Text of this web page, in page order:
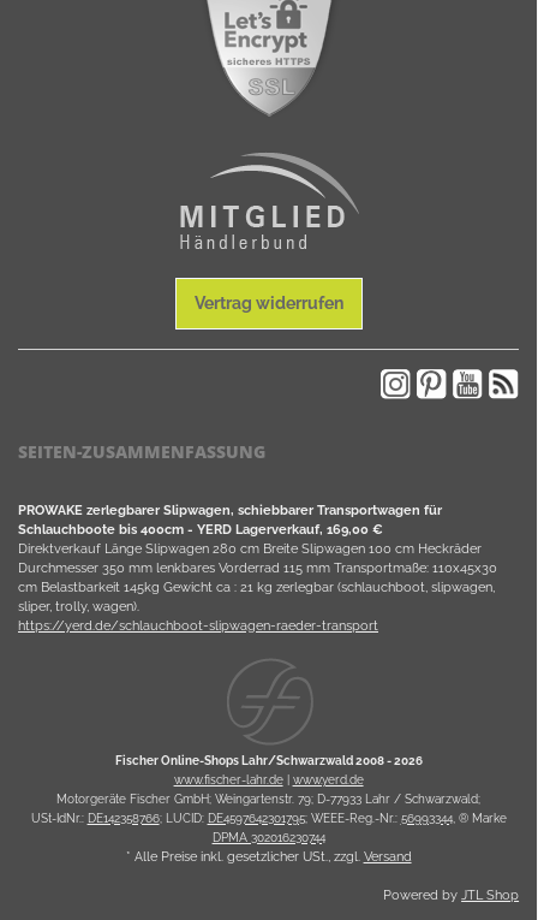
Vertrag widerrufen
SEITEN-ZUSAMMENFASSUNG
PROWAKE zerlegbarer Slipwagen, schiebbarer Transportwagen für
Schlauchboote bis 400cm - YERD Lagerverkauf, 169,00 €
Direktverkauf Länge Slipwagen 280 cm Breite Slipwagen 100 cm Heckräder
Durchmesser 350 mm lenkbares Vorderrad 115 mm Transportmaße: 110x45x30
cm Belastbarkeit 145kg Gewicht ca : 21 kg zerlegbar (schlauchboot, slipwagen,
sliper, trolly, wagen).
https://yerd.de/schlauchboot-slipwagen-raeder-transport
Fischer Online-Shops Lahr/Schwarzwald 2008 -2026
www.fischer-lahr.de| www.yerd.de
Motorgeräte Fischer GmbH; Weingartenstr. 79; D-77933 Lahr / Schwarzwald;
USt-IdNr.: DE142358766; LUCID: DE4597642301795; WEEE-Reg.-Nr.: 56993344, ® Marke
DPMA 302016230744
* Alle Preise inkl. gesetzlicher USt., zzgl. Versand
Powered byJTL Shop